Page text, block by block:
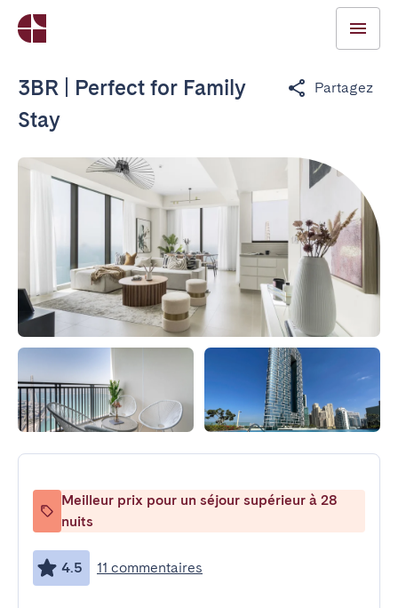
3BR | Perfect for Family
Stay
Partagez
Meilleur prix pour un séjour supérieur à 28
nuits
4.5 11 commentaires